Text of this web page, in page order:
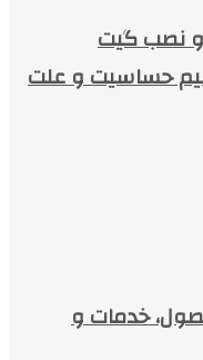
و نصب گیت
حساسیت و علت
خدمات و